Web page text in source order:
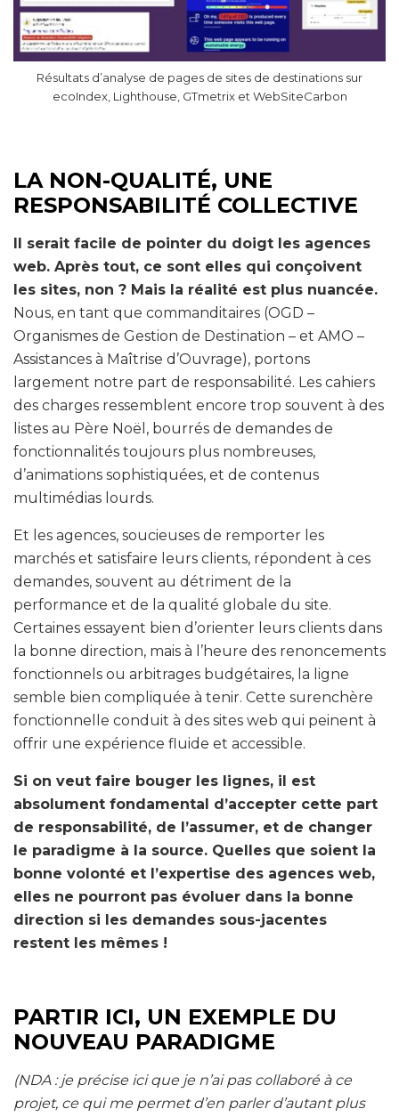
Résultats d’analyse de pages de sites de destinations sur
ecoIndex, Lighthouse, GTmetrix et WebSiteCarbon
LA NON-QUALITÉ, UNE
RESPONSABILITÉ COLLECTIVE
Il serait facile de pointer du doigt les agences
web. Après tout, ce sont elles qui conçoivent
les sites, non ? Mais la réalité est plus nuancée.
Nous, en tant que commanditaires (OGD –
Organismes de Gestion de Destination – et AMO –
Assistances à Maîtrise d’Ouvrage), portons
largement notre part de responsabilité. Les cahiers
des charges ressemblent encore trop souvent à des
listes au Père Noël, bourrés de demandes de
fonctionnalités toujours plus nombreuses,
d’animations sophistiquées, et de contenus
multimédias lourds.
Et les agences, soucieuses de remporter les
marchés et satisfaire leurs clients, répondent à ces
demandes, souvent au détriment de la
performance et de la qualité globale du site.
Certaines essayent bien d’orienter leurs clients dans
la bonne direction, mais à l’heure des renoncements
fonctionnels ou arbitrages budgétaires, la ligne
semble bien compliquée à tenir. Cette surenchère
fonctionnelle conduit à des sites web qui peinent à
offrir une expérience fluide et accessible.
Si on veut faire bouger les lignes, il est
absolument fondamental d’accepter cette part
de responsabilité, de l’assumer, et de changer
le paradigme à la source. Quelles que soient la
bonne volonté et l’expertise des agences web,
elles ne pourront pas évoluer dans la bonne
direction si les demandes sous-jacentes
restent les mêmes !
PARTIR ICI, UN EXEMPLE DU
NOUVEAU PARADIGME
(NDA : je précise ici que je n’ai pas collaboré à ce
projet, ce qui me permet d’en parler d’autant plus